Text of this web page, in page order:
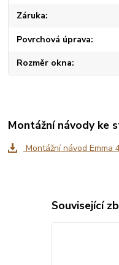
Záruka
Povrchová úprava
Rozměr okna
Montážní návody ke
Montážní návod Emma
Související